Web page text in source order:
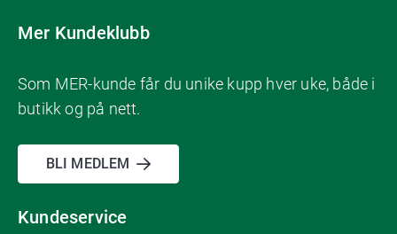
Mer Kundeklubb
Som MER-kunde får du unike kupp hver uke, både i
butikk og på nett.
BLI MEDLEM
Kundeservice